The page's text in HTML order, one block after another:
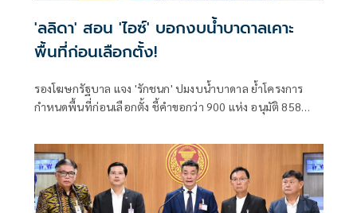
'ลลิดา' สอน 'ไอซ์' บอกงบน้ำบาดาลเคาะ
พื้นที่ก่อนเลือกตั้ง!
รองโฆษกรัฐบาล แจง 'รักชนก' ปมงบน้ำบาดาล ย้ำโครงการ
กำหนดพื้นที่ก่อนเลือกตั้ง ชี้คำขอกว่า 900 แห่ง อนุมัติ 858